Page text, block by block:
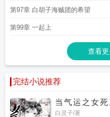
第97章 白胡子海贼团的希望
第99章 一起上
查看更
完结小说推荐
当气运之女死
白灵子/著